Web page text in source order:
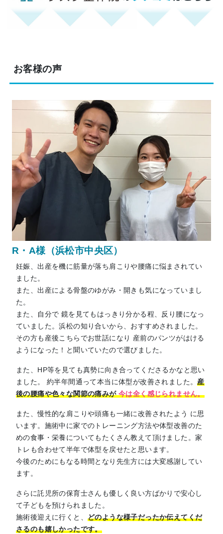
お客様の声
R・A様（浜松市中央区）
妊娠、出産を機に筋量が落ち肩こりや腰痛に悩まされてい
ました。
また、出産による骨盤のゆがみ・開きも気になっていまし
た。
また、自分で 鏡を見てもはっきり分かる程、反り腰になっ
ていました。浜松の知り合いから、おすすめされました。
その方も産後こちらでお世話になり 産前のパンツがはける
ようになった！と聞いていたので選びました。
また、HP等を見ても真勢に向き合ってくださるかなと思い
ました。 約半年間通って本当に体型が改善されました。産
後の腰痛や色々な関節の痛みが今は全く感じられません。
また、慢性的な肩こりや頭痛も一緒に改善されたよう に思
います。施術中に家でのトレーニング方法や体型改善のた
めの食事・栄養についてもたくさん教えて頂けました。家
トレも合わせて半年で体型を戻せたと思います。
今後のためにもなる時間となり先生方には大変感謝してい
ます。
さらに託児所の保育士さんも優しく良い方ばかりで安心し
て子どもを預けられました。
施術後迎えに行くと、 どのような様子だったか伝えてくだ
さるのも嬉しかったです。